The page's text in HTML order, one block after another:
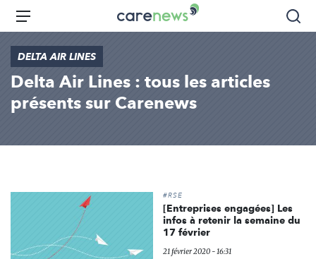
Aller
principal
Carenews,
Le
acteurs
de
l'engagement
Menu
DELTA AIR LINES
Delta Air Lines : tous les articles
présents sur Carenews
#RSE
[Entreprises engagées] Les
infos à retenir la semaine du
17 février
21 février 2020 - 16:31